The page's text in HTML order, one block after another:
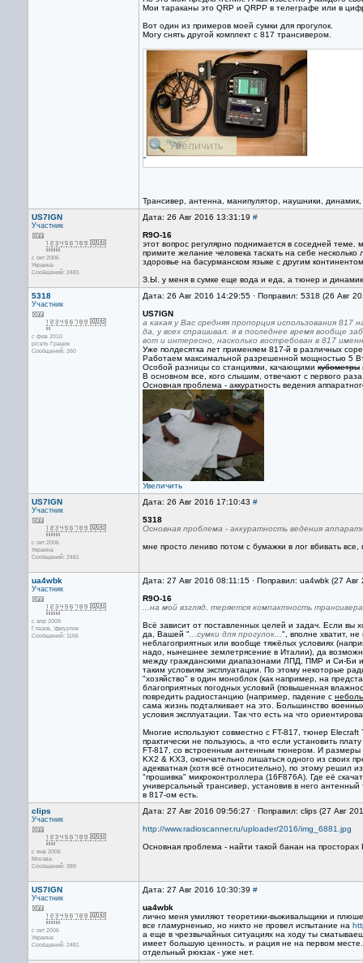
Мои тараканы это QRP и QRPP в телеграфе или в
Вот один из примеров моей сумки для прогулок.
Могу снять другой комплект с 817 трансивером.
Трансивер, антенна, манипулятор, наушники,
US7IGN
Участник
с окт 2006
Украина
Сообщений: 2481
Дата: 26 Авг 2016 13:31:19 #
R9O-16
этот вопрос регулярно поднимается в соседней
примите желание человека таскать на себе
здоровье на басурманском языке с другим
З.Ы. у меня в сумке еще вода и еда, а тюнер и
5318
Участник
с фев 2010
р/сеть Грация
Сообщений: 260
Дата: 26 Авг 2016 14:29:55 · Поправил: 5318 (26 Авг
US7IGN
а какая у Вас средняя пропорция использования 817
да, у всех спрашивал. я в последнее время вообще
вот и интересно, насколько востребован в 817
Уже полдесятка лет применяем 817-й в различных
Работаем максимальной разрешенной мощностью 5
Особой разницы со станциями, качающими кубометры
В основном все, кого слышим, отвечают с первого
Основная проблема - аккуратность ведения
Увеличить
US7IGN
Участник
с окт 2006
Украина
Сообщений: 2481
Дата: 26 Авг 2016 17:10:43 #
5318
Основная проблема - аккуратность ведения
мне просто лениво потом с бумажки в лог вбивать все,
ua4wbk
Участник
с апр 2009
Глазов, Удмуртия
Сообщений: 1156
Дата: 27 Авг 2016 08:11:15 · Поправил: ua4wbk (27
R9O-16
...на мой взгляд, теряется компактность
Всё зависит от поставленных целей и задач. Если вы
да, Вашей " ...сумки для прогулок... ", вполне хватит,
неблагоприятных или вообще тяжёлых условиях
надо, нынешнее землетрясение в Италии), да
между гражданскими диапазонами ЛПД, ПМР и Cи-Би
таким условиям эксплуатации. По этому некоторые
"хозяйство" в один моноблок (как например, на
благоприятных погодных условий (повышенная
повредить радиостанцию (например, падение с
сама жизнь подталкивает на это. Большинство
условия эксплуатации. Так что есть на что
Многие используют совместно с FT-817, тюнер
практически не пользуюсь, а что если установить
FT-817, со встроенным антенным тюнером. И размеры
KX2 & KX3, окончательно лишаться одного из своих
адекватная (хотя всё относительно), по этому решил
"прошивка" микроконтроллера (16F876A). Где её
универсальный трансивер, установив в него
в 817-ом есть.
clips
Участник
с янв 2006
Москва
Сообщений: 389
Дата: 27 Авг 2016 09:56:27 · Поправил: clips (27 Авг
http://www.radioscanner.ru/uploader/2016/img_6881.jpg
Основная проблема - найти такой банан на просторах
US7IGN
Участник
с окт 2006
Украина
Сообщений: 2481
Дата: 27 Авг 2016 10:30:39 #
ua4wbk
лично меня умиляют теоретики-выживальщики и
все гламурненько, но никто не провел испытание на
а еще в чрезвычайных ситуациях на ходу ты
имеет большую ценность. и рация не на первом
отдельный рюкзак - уже нет.